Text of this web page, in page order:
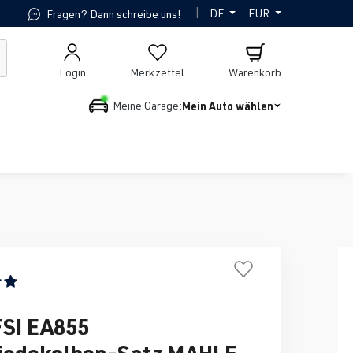
Fragen? Dann schreibe uns! | DE EUR
Merkzettel
Login Warenkorb
Meine Garage:Mein Auto wählen
Bewertung von 5 von 5 Sternen
EA855